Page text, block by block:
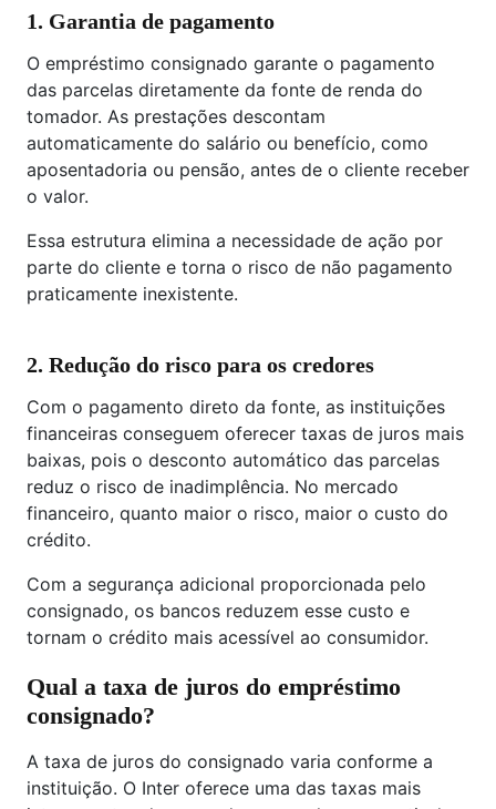
1. Garantia de pagamento
O empréstimo consignado garante o pagamento
das parcelas diretamente da fonte de renda do
tomador. As prestações descontam
automaticamente do salário ou benefício, como
aposentadoria ou pensão, antes de o cliente receber
o valor.
Essa estrutura elimina a necessidade de ação por
parte do cliente e torna o risco de não pagamento
praticamente inexistente.
2. Redução do risco para os credores
Com o pagamento direto da fonte, as instituições
financeiras conseguem oferecer taxas de juros mais
baixas, pois o desconto automático das parcelas
reduz o risco de inadimplência. No mercado
financeiro, quanto maior o risco, maior o custo do
crédito.
Com a segurança adicional proporcionada pelo
consignado, os bancos reduzem esse custo e
tornam o crédito mais acessível ao consumidor.
Qual a taxa de juros do empréstimo
consignado?
A taxa de juros do consignado varia conforme a
instituição. O Inter oferece uma das taxas mais